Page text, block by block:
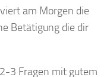
am Morgen die
Betätigung die dir
3 Fragen mit gutem